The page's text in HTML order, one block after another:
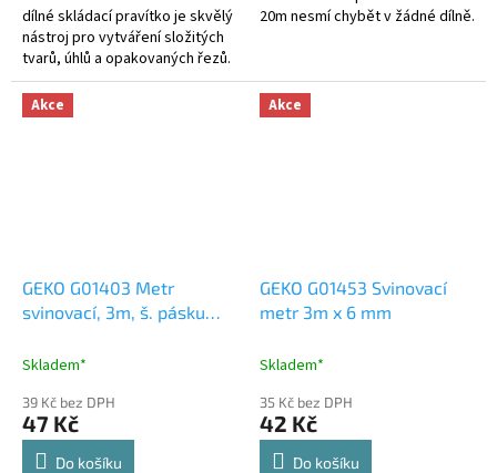
dílné skládací pravítko je skvělý
nástroj pro vytváření složitých
tvarů, úhlů a opakovaných řezů.
Měření je možní v centimetrech i
v palcích.
20m nesmí chybět v žádné dílně.
Akce
GEKO G01403 Metr
svinovací, 3m, š. pásku
Skladem*
39 Kč bez DPH
47 Kč
Do košíku
Akce
GEKO G01453 Svinovací
metr 3m x 6 mm
Skladem*
35 Kč bez DPH
42 Kč
Do košíku